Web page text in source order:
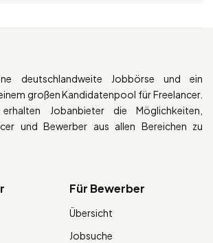
deutschlandweite Jobbörse und ein
großen Kandidatenpool für Freelancer.
Jobanbieter die Möglichkeiten,
und Bewerber aus allen Bereichen zu
Für Bewerber
Übersicht
Jobsuche